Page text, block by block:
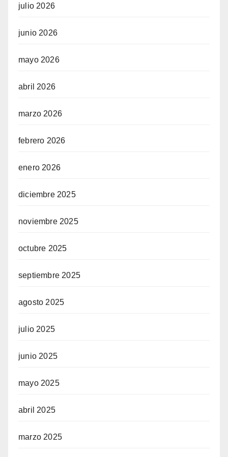
julio 2026
junio 2026
mayo 2026
abril 2026
marzo 2026
febrero 2026
enero 2026
diciembre 2025
noviembre 2025
octubre 2025
septiembre 2025
agosto 2025
julio 2025
junio 2025
mayo 2025
abril 2025
marzo 2025